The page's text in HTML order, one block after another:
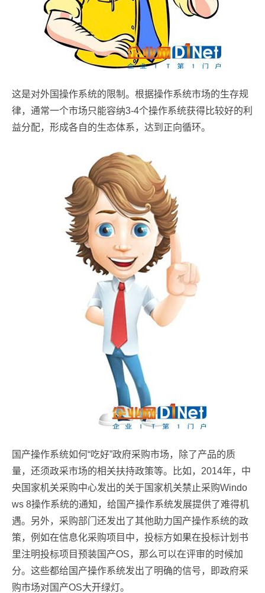
这是对外国操作系统的限制。根据操作系统市场的生存规
律，通常一个市场只能容纳3-4个操作系统获得比较好的利
益分配，形成各自的生态体系，达到正向循环。
国产操作系统如何“吃好”政府采购市场，除了产品的质
量，还须政采市场的相关扶持政策等。比如，2014年，中
央国家机关采购中心发出的关于国家机关禁止采购Windo
ws 8操作系统的通知，给国产操作系统发展提供了难得机
遇。另外，采购部门还发出了其他助力国产操作系统的政
策，例如在信息化采购项目中，投标方如果在投标计划书
里注明投标项目预装国产OS，那么可以在评审的时候加
分。这些都给国产操作系统发出了明确的信号，即政府采
购市场对国产OS大开绿灯。